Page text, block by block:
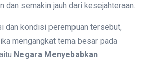
dan semakin jauh dari kesejahteraan.
dan kondisi perempuan tersebut,
mengangkat tema besar pada
Negara Menyebabkan